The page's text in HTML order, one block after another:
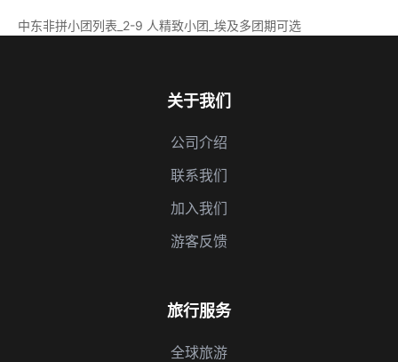
中东非拼小团列表_2-9 人精致小团_埃及多团期可选
关于我们
公司介绍
联系我们
加入我们
游客反馈
旅行服务
全球旅游